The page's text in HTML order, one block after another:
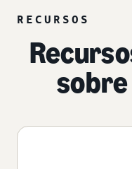
RECURSOS